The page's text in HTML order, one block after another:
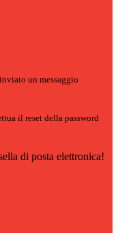
un messaggio
il reset della password
di posta elettronica!